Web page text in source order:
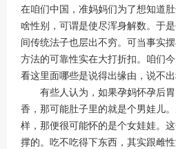
在咱们中国，准妈妈们为了想知道
啥性别，可谓是使尽浑身解数。于
间传统法子也层出不穷。可当事实
方法的可靠性实在大打折扣。咱们
看这里面哪些是说得出缘由，说不出
有些人认为，如果孕妈怀孕后胃
香，那可能肚子里的就是个男娃儿
样，那便很可能怀的是个女娃娃。
撑的。吃不吃得下东西，其实跟雌